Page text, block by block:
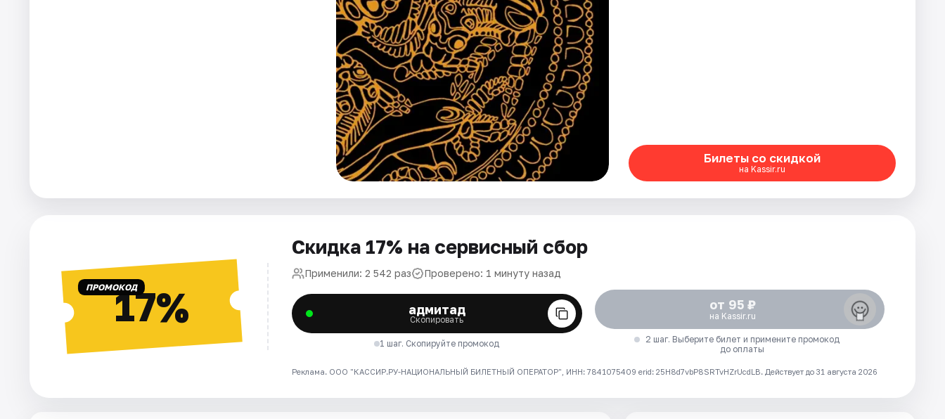
Билеты со скидкой
на Kassir.ru
ПРОМОКОД17%
Скидка 17% на сервисный сбор
Применили: 2 542 раз Проверено: 1 минуту назад
адмитад
Скопировать
1 шаг. Скопируйте промокод
от 95 ₽
на Kassir.ru
2 шаг. Выберите билет и примените промокод
до оплаты
Реклама. ООО "КАССИР.РУ-НАЦИОНАЛЬНЫЙ БИЛЕТНЫЙ ОПЕРАТОР", ИНН: 7841075409 erid: 25H8d7vbP8SRTvHZrUcdLB. Действует до 31 августа 2026